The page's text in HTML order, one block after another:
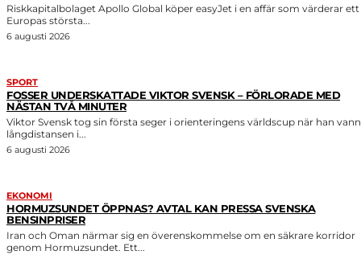
Riskkapitalbolaget Apollo Global köper easyJet i en affär som värderar ett
Europas största...
6 augusti 2026
SPORT
FOSSER UNDERSKATTADE VIKTOR SVENSK – FÖRLORADE MED
NÄSTAN TVÅ MINUTER
Viktor Svensk tog sin första seger i orienteringens världscup när han vann
långdistansen i...
6 augusti 2026
EKONOMI
HORMUZSUNDET ÖPPNAS? AVTAL KAN PRESSA SVENSKA
BENSINPRISER
Iran och Oman närmar sig en överenskommelse om en säkrare korridor
genom Hormuzsundet. Ett...